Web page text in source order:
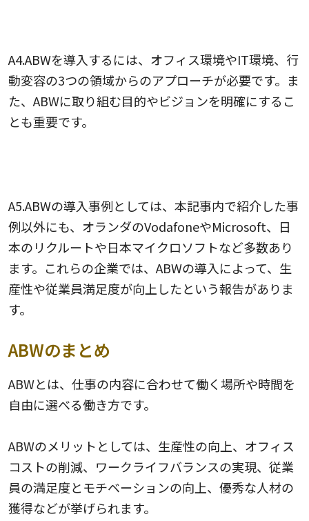
A4.ABWを導入するには、オフィス環境やIT環境、行
動変容の3つの領域からのアプローチが必要です。ま
た、ABWに取り組む目的やビジョンを明確にするこ
とも重要です。
A5.ABWの導入事例としては、本記事内で紹介した事
例以外にも、オランダのVodafoneやMicrosoft、日
本のリクルートや日本マイクロソフトなど多数あり
ます。これらの企業では、ABWの導入によって、生
産性や従業員満足度が向上したという報告がありま
す。
ABWのまとめ
ABWとは、仕事の内容に合わせて働く場所や時間を
自由に選べる働き方です。
ABWのメリットとしては、生産性の向上、オフィス
コストの削減、ワークライフバランスの実現、従業
員の満足度とモチベーションの向上、優秀な人材の
獲得などが挙げられます。